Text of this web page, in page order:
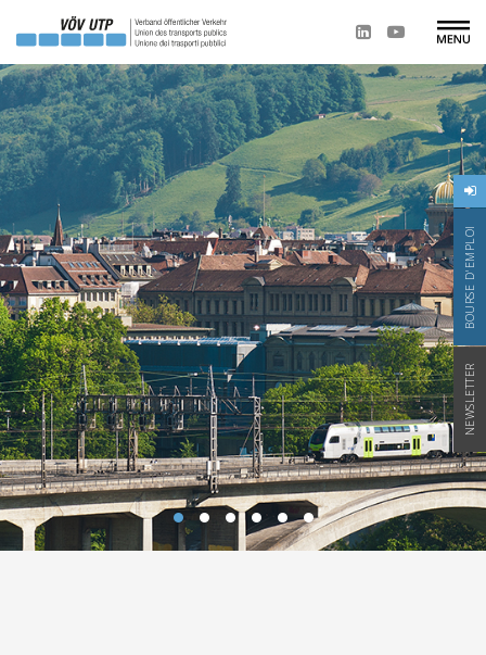
BOURSE D'EMPLOI
NEWSLETTER